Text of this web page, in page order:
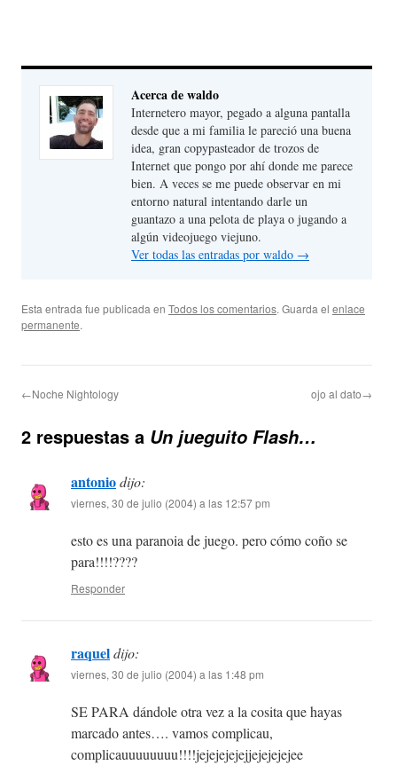
Acerca de waldo
Internetero mayor, pegado a alguna pantalla
desde que a mi familia le pareció una buena
idea, gran copypasteador de trozos de
Internet que pongo por ahí donde me parece
bien. A veces se me puede observar en mi
entorno natural intentando darle un
guantazo a una pelota de playa o jugando a
algún videojuego viejuno.
Ver todas las entradas por waldo →
Esta entrada fue publicada en Todos los comentarios. Guarda el enlace
permanente.
←Noche Nightology ojo al dato→
2 respuestas a Un jueguito Flash…
antoniodijo:
viernes, 30 de julio (2004) a las 12:57 pm
esto es una paranoia de juego. pero cómo coño se
para!!!!????
Responder
raqueldijo:
viernes, 30 de julio (2004) a las 1:48 pm
SE PARA dándole otra vez a la cosita que hayas
marcado antes…. vamos complicau,
complicauuuuuuuu!!!!jejejejejejjejejejejee